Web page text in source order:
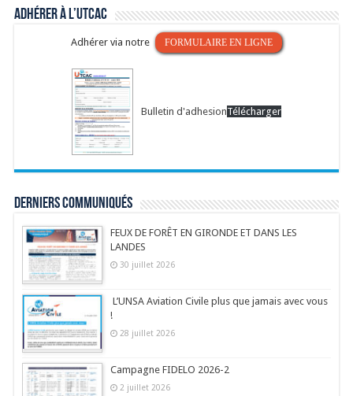
Adhérer à l’UTCAC
Adhérer via notre FORMULAIRE EN LIGNE
Bulletin d'adhesionTélécharger
Derniers communiqués
FEUX DE FORÊT EN GIRONDE ET DANS LES
LANDES
30 juillet 2026
L’UNSA Aviation Civile plus que jamais avec vous
!
28 juillet 2026
Campagne FIDELO 2026-2
2 juillet 2026